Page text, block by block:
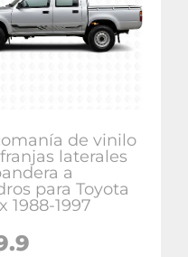
de vinilo
laterales
a
para Toyota
1988-1997